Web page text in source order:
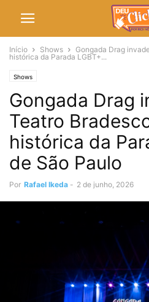
Início Shows
Gongada Drag
histórica da Parada LGBT+...
Shows
Gongada Drag
Teatro
histórica da
de São Paulo
Por Rafael Ikeda - 2 de junho, 2026